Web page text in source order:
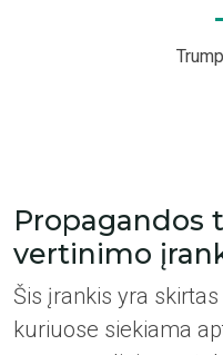
Propagandos
vertinimo
Šis įrankis yra
kuriuose siekiama